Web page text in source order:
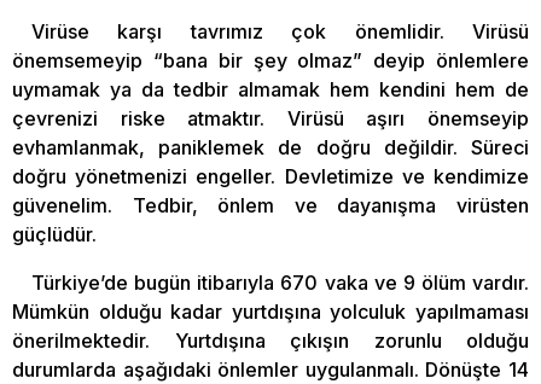
Virüse karşı tavrımız çok önemlidir. Virüsü
önemsemeyip “bana bir şey olmaz” deyip önlemlere
uymamak ya da tedbir almamak hem kendini hem de
çevrenizi riske atmaktır. Virüsü aşırı önemseyip
evhamlanmak, paniklemek de doğru değildir. Süreci
doğru yönetmenizi engeller. Devletimize ve kendimize
güvenelim. Tedbir, önlem ve dayanışma virüsten
güçlüdür.
Türkiye’de bugün itibarıyla 670 vaka ve 9 ölüm vardır.
Mümkün olduğu kadar yurtdışına yolculuk yapılmaması
önerilmektedir. Yurtdışına çıkışın zorunlu olduğu
durumlarda aşağıdaki önlemler uygulanmalı. Dönüşte 14